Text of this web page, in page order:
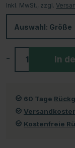
Inkl. MwSt., zzgl.
Auswahl: Größe
- In
60 Tage
Kostenfreie